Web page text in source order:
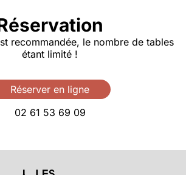
version
recommandée, le nombre de tables
étant limité !
Réserver en ligne
02 61 53 69 09